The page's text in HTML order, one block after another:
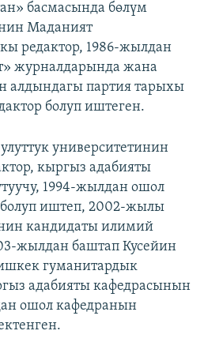
басмасында бөлүм
Маданият
редактор, 1986-жылдан
журналдарында жана
алдындагы партия тарыхы
болуп иштеген.
университетинин
кыргыз адабияты
1994-жылдан ошол
иштеп, 2002-жылы
кандидаты илимий
жылдан баштап Кусейин
гуманитардык
адабияты кафедрасынын
ошол кафедранын